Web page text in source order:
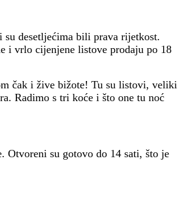
desetljećima bili prava rijetkost.
i vrlo cijenjene listove prodaju po 18
čak i žive bižote! Tu su listovi, veliki
Radimo s tri koće i što one tu noć
Otvoreni su gotovo do 14 sati, što je